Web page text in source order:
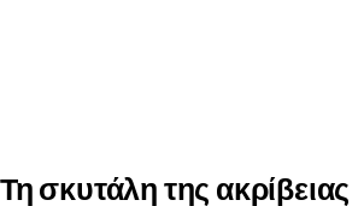
Τη σκυτάλη της ακρίβειας